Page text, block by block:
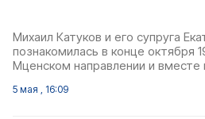
Михаил Катуков и его супруга
познакомилась в конце октября
Мценском направлении и
5 мая , 16:09